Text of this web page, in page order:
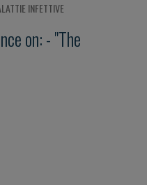
INFETTIVE
on: - "The